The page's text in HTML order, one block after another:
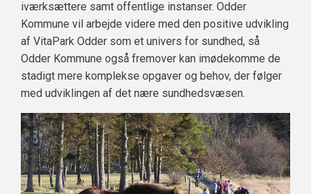
iværksættere samt offentlige instanser. Odder
Kommune vil arbejde videre med den positive udvikling
af VitaPark Odder som et univers for sundhed, så
Odder Kommune også fremover kan imødekomme de
stadigt mere komplekse opgaver og behov, der følger
med udviklingen af det nære sundhedsvæsen.